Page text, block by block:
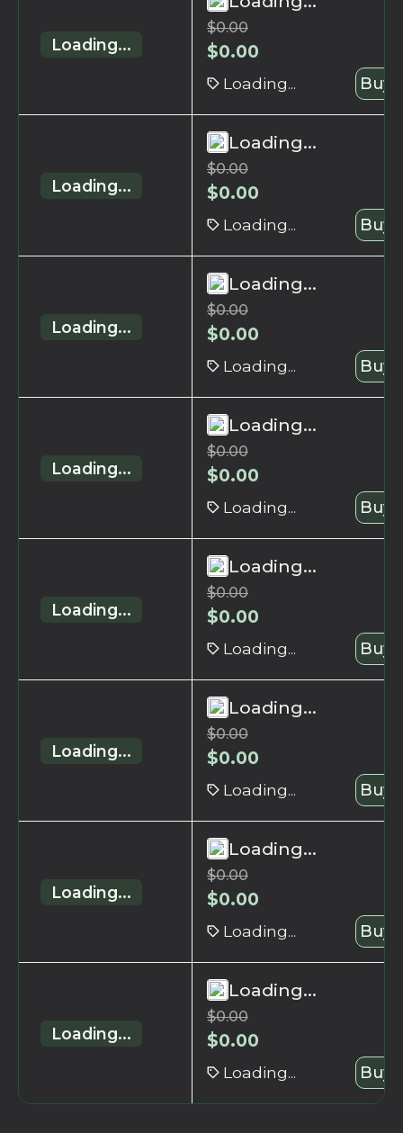
Loading...
$0.00
$0.00
Loading... Buy
Loading...
Loading...
$0.00
$0.00
Loading... Buy
Loading...
Loading...
$0.00
$0.00
Loading... Buy
Loading...
Loading...
$0.00
$0.00
Loading... Buy
Loading...
Loading...
$0.00
$0.00
Loading... Buy
Loading...
Loading...
$0.00
$0.00
Loading... Buy
Loading...
Loading...
$0.00
$0.00
Loading... Buy
Loading...
Loading...
$0.00
$0.00
Loading... Buy